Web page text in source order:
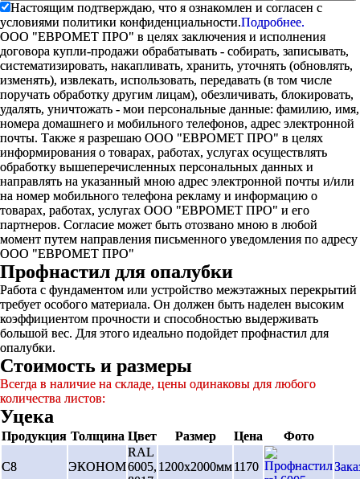
Настоящим подтверждаю, что я ознакомлен и согласен с
условиями политики конфиденциальности.Подробнее.
ООО "ЕВРОМЕТ ПРО" в целях заключения и исполнения
договора купли-продажи обрабатывать - собирать, записывать,
систематизировать, накапливать, хранить, уточнять (обновлять,
изменять), извлекать, использовать, передавать (в том числе
поручать обработку другим лицам), обезличивать, блокировать,
удалять, уничтожать - мои персональные данные: фамилию, имя,
номера домашнего и мобильного телефонов, адрес электронной
почты. Также я разрешаю ООО "ЕВРОМЕТ ПРО" в целях
информирования о товарах, работах, услугах осуществлять
обработку вышеперечисленных персональных данных и
направлять на указанный мною адрес электронной почты и/или
на номер мобильного телефона рекламу и информацию о
товарах, работах, услугах ООО "ЕВРОМЕТ ПРО" и его
партнеров. Согласие может быть отозвано мною в любой
момент путем направления письменного уведомления по адресу
ООО "ЕВРОМЕТ ПРО"
Профнастил для опалубки
Работа с фундаментом или устройство межэтажных перекрытий
требует особого материала. Он должен быть наделен высоким
коэффициентом прочности и способностью выдерживать
большой вес. Для этого идеально подойдет профнастил для
опалубки.
Стоимость и размеры
Всегда в наличие на складе, цены одинаковы для любого
количества листов:
Уцека
Продукция Толщина Цвет Размер Цена Фото
С8 ЭКОНОМ
RAL
6005, 1200х2000мм1170